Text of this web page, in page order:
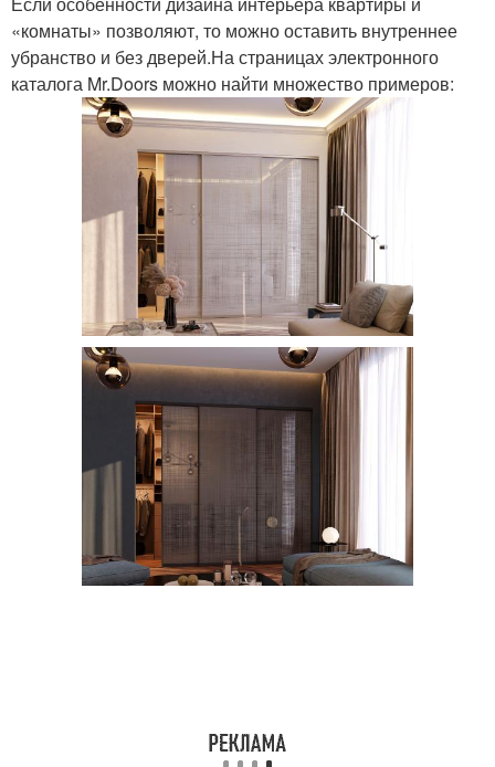
«комнаты» позволяют, то можно оставить внутреннее
убранство и без дверей.На страницах электронного
каталога Mr.Doors можно найти множество примеров: